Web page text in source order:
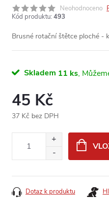
Neohodnoceno
Kód produktu: 493
Brusné rotační štětce ploché -
Skladem 11 ks
45 Kč
37 Kč bez DPH
Dotaz k produktu